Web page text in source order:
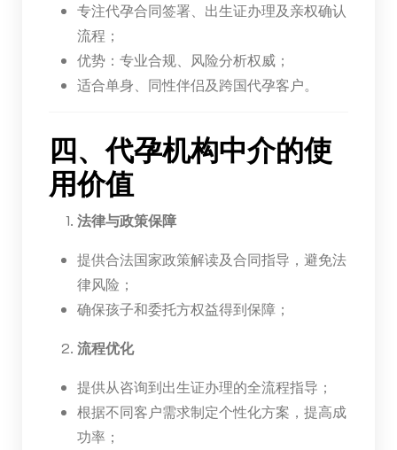
专注代孕合同签署、出生证办理及亲权确认
流程；
优势：专业合规、风险分析权威；
适合单身、同性伴侣及跨国代孕客户。
四、代孕机构中介的使
用价值
法律与政策保障
提供合法国家政策解读及合同指导，避免法
律风险；
确保孩子和委托方权益得到保障；
流程优化
提供从咨询到出生证办理的全流程指导；
根据不同客户需求制定个性化方案，提高成
功率；